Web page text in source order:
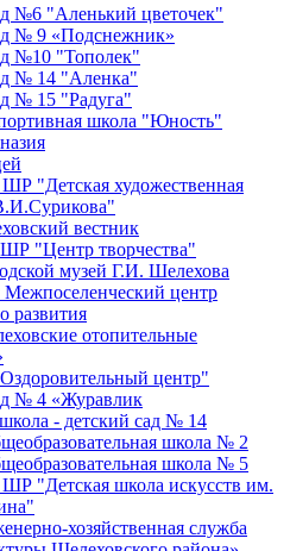
№6 "Аленький цветочек"
№ 9 «Подснежник»
№10 "Тополек"
№ 14 "Аленка"
№ 15 "Радуга"
школа "Юность"
"Детская художественная
вестник
"Центр творчества"
музей Г.И. Шелехова
центр
развития
отопительные
центр"
№ 4 «Журавлик
- детский сад № 14
школа № 2
школа № 5
"Детская школа искусств им.
хозяйственная служба